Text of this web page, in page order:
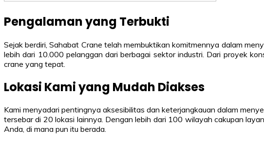
Pengalaman yang Terbukti
Sejak berdiri, Sahabat Crane telah membuktikan komitmennya dalam
lebih dari 10.000 pelanggan dari berbagai sektor industri. Dari proyek
crane yang tepat.
Lokasi Kami yang Mudah Diakses
Kami menyadari pentingnya aksesibilitas dan keterjangkauan dalam
tersebar di 20 lokasi lainnya. Dengan lebih dari 100 wilayah cakupan
Anda, di mana pun itu berada.